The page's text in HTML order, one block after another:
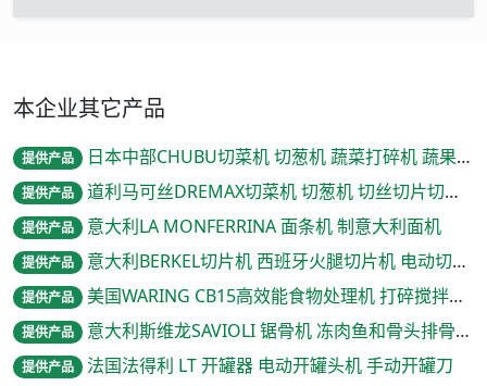
本企业其它产品
提供产品 日本中部CHUBU切菜机 切葱机 蔬菜打碎机 蔬果切割机
提供产品 道利马可丝DREMAX切菜机 切葱机 切丝切片切条切丁机
提供产品 意大利LA MONFERRINA 面条机 制意大利面机
提供产品 意大利BERKEL切片机 西班牙火腿切片机 电动切片机
提供产品 美国WARING CB15高效能食物处理机 打碎搅拌机沙冰机
提供产品 意大利斯维龙SAVIOLI 锯骨机 冻肉鱼和骨头排骨切割机
提供产品 法国法得利 LT 开罐器 电动开罐头机 手动开罐刀